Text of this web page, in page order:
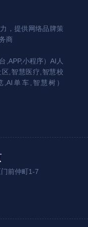
，提供网络品牌策
商
,APP,小程序）AI人
,智慧医疗,智慧校
单车,智慧树）
前仲町1-7